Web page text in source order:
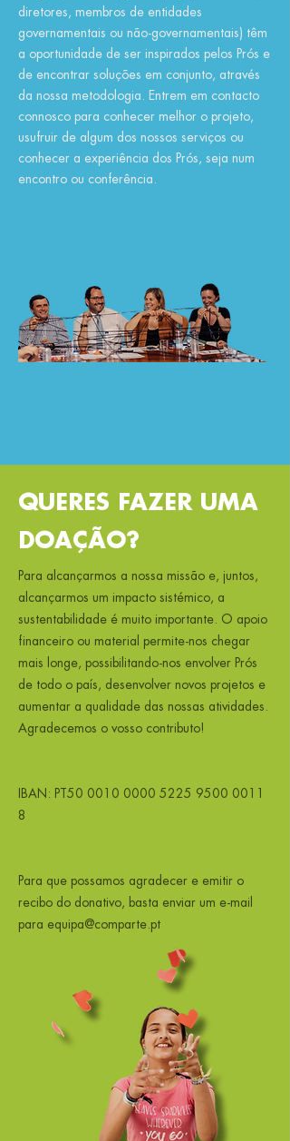
diretores, membros de entidades
governamentais ou não-governamentais) têm
a oportunidade de ser inspirados pelos Prós e
de encontrar soluções em conjunto, através
da nossa metodologia. Entrem em contacto
connosco para conhecer melhor o projeto,
usufruir de algum dos nossos serviços ou
conhecer a experiência dos Prós, seja num
encontro ou conferência.
QUERES FAZER UMA
DOAÇÃO?
Para alcançarmos a nossa missão e, juntos,
alcançarmos um impacto sistémico, a
sustentabilidade é muito importante. O apoio
financeiro ou material permite-nos chegar
mais longe, possibilitando-nos envolver Prós
de todo o país, desenvolver novos projetos e
aumentar a qualidade das nossas atividades.
Agradecemos o vosso contributo!
IBAN: PT50 0010 0000 5225 9500 0011
8
Para que possamos agradecer e emitir o
recibo do donativo, basta enviar um e-mail
para equipa@comparte.pt